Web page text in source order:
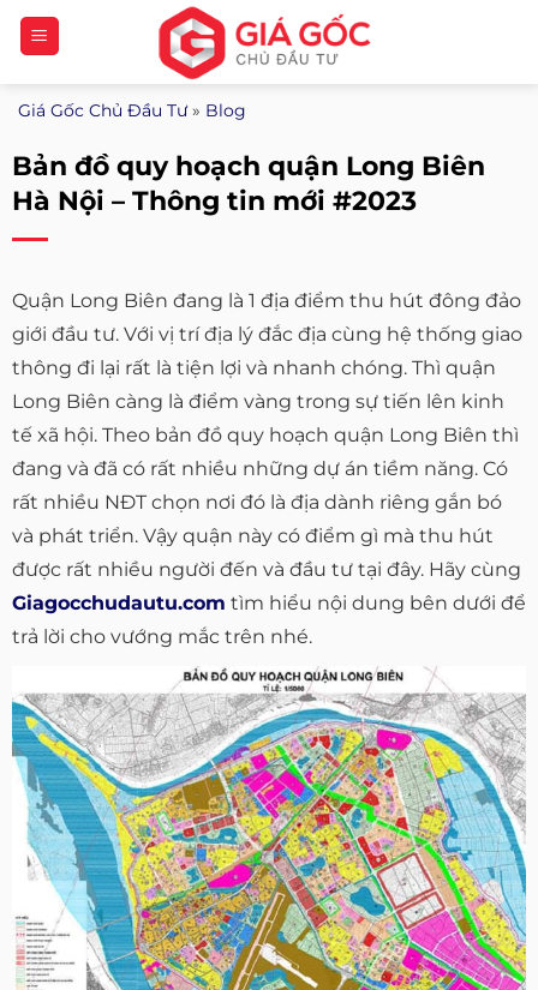
Bỏ
qua
nội
dung
Giá Gốc Chủ Đầu Tư» Blog
Bản đồ quy hoạch quận Long Biên
Hà Nội – Thông tin mới #2023
Quận Long Biên đang là 1 địa điểm thu hút đông đảo
giới đầu tư. Với vị trí địa lý đắc địa cùng hệ thống giao
thông đi lại rất là tiện lợi và nhanh chóng. Thì quận
Long Biên càng là điểm vàng trong sự tiến lên kinh
tế xã hội. Theo bản đồ quy hoạch quận Long Biên thì
đang và đã có rất nhiều những dự án tiềm năng. Có
rất nhiều NĐT chọn nơi đó là địa dành riêng gắn bó
và phát triển. Vậy quận này có điểm gì mà thu hút
được rất nhiều người đến và đầu tư tại đây. Hãy cùng
Giagocchudautu.com tìm hiểu nội dung bên dưới để
trả lời cho vướng mắc trên nhé.